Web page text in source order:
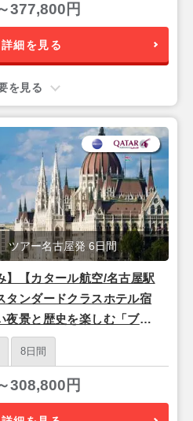
377,800円
細を見る
を見る
】【カタール航空/名古屋駅
ンダードクラスホテル宿
夜景と歴史を楽しむ「ブダ
ツアー名古屋発 6日間
8日間
308,800円